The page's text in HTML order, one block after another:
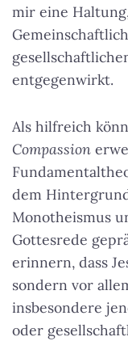
mir eine
entgegenwirkt.
Als hilfreich
Compassion
dem
Monotheismus
Gottesrede
erinnern, dass
sondern vor
insbesondere
oder